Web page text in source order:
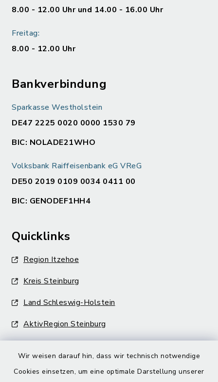
Wir weisen darauf hin, dass wir technisch notwendige
Cookies einsetzen, um eine optimale Darstellung unserer
8.00 - 12.00 Uhr und 14.00 - 16.00 Uhr
Freitag:
8.00 - 12.00 Uhr
Bankverbindung
Sparkasse Westholstein
DE47 2225 0020 0000 1530 79
BIC: NOLADE21WHO
Volksbank Raiffeisenbank eG VReG
DE50 2019 0109 0034 0411 00
BIC: GENODEF1HH4
Quicklinks
Region Itzehoe
Kreis Steinburg
Land Schleswig-Holstein
AktivRegion Steinburg